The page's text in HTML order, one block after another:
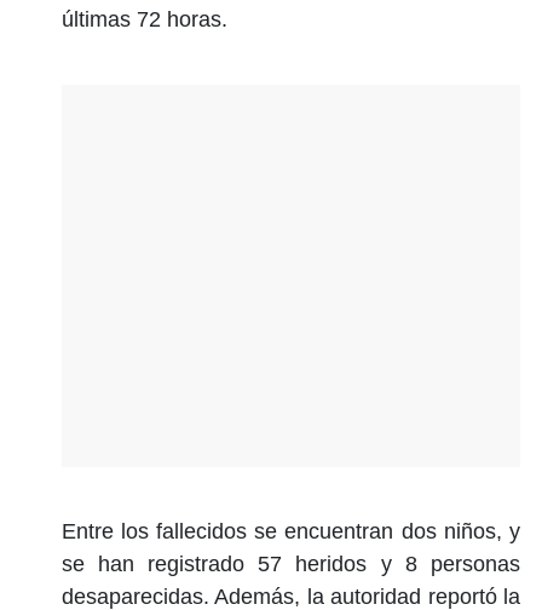
últimas 72 horas.
Entre los fallecidos se encuentran dos niños, y
se han registrado 57 heridos y 8 personas
desaparecidas. Además, la autoridad reportó la